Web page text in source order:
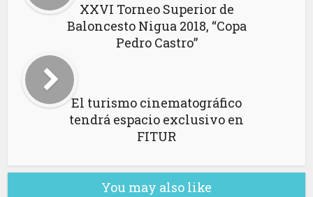
XXVI Torneo Superior de
Baloncesto Nigua 2018, “Copa
Pedro Castro”
El turismo cinematográfico
tendrá espacio exclusivo en
FITUR
You may also like